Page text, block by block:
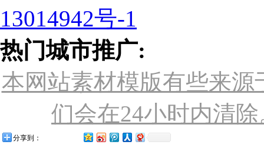
13014942号-1
热门城市推广:
本网站素材模版有些来
们会在24小时内清
分享到：